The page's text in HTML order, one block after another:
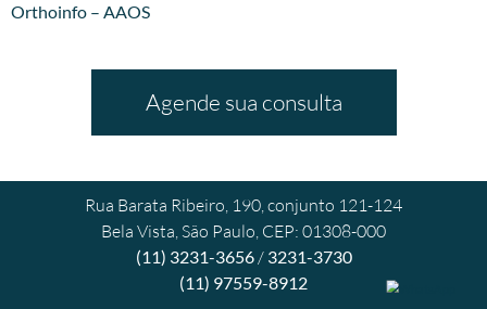
Orthoinfo – AAOS
Agende sua consulta
Rua Barata Ribeiro, 190, conjunto 121-124
Bela Vista, São Paulo, CEP: 01308-000
(11) 3231-3656/ 3231-3730
(11) 97559-8912